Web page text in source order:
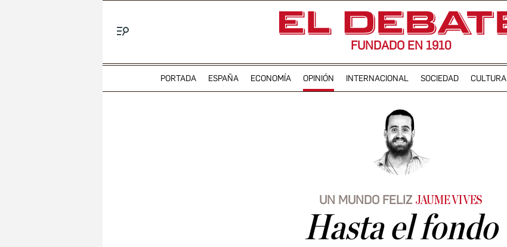
FUNDADO EN 1910
PORTADA ESPAÑA ECONOMÍA OPINIÓN INTERNACIONAL SOCIEDAD CULTURA
UN MUNDO FELIZ JAUME VIVES
Hasta el fondo